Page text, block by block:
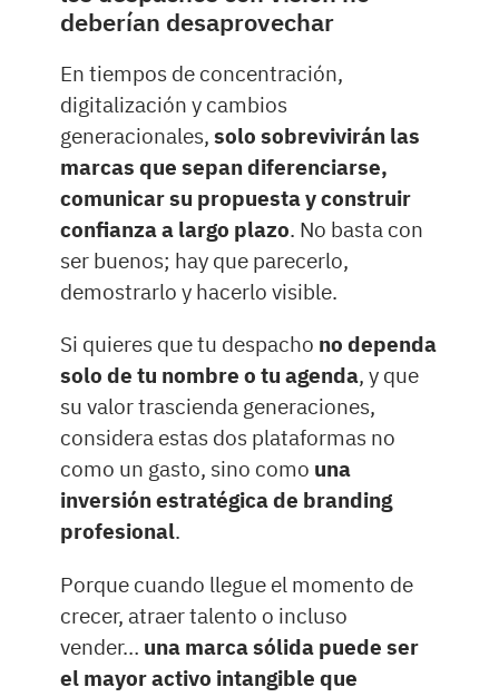
deberían desaprovechar
En tiempos de concentración,
digitalización y cambios
generacionales,solo sobrevivirán las
marcas que sepan diferenciarse,
comunicar su propuesta y construir
confianza a largo plazo. No basta con
ser buenos; hay que parecerlo,
demostrarlo y hacerlo visible.
Si quieres que tu despacho no dependa
solo de tu nombre o tu agenda, y que
su valor trascienda generaciones,
considera estas dos plataformas no
como un gasto, sino como una
inversión estratégica de branding
profesional.
Porque cuando llegue el momento de
crecer, atraer talento o incluso
vender… una marca sólida puede ser
el mayor activo intangible que